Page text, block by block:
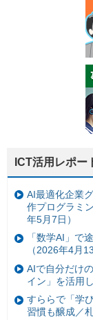
ICT活用レポー
AI最適化企業
作プログラミ
年5月7日）
「数学AI」で
（2026年4月
AIで自分だけ
イン」を活用
すららで「学
習慣も醸成／